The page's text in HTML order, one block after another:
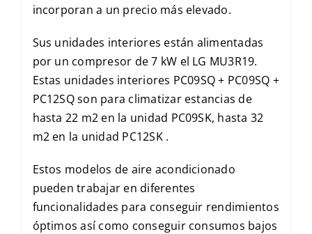
incorporan a un precio más elevado.
Sus unidades interiores están alimentadas
por un compresor de 7 kW el LG MU3R19.
Estas unidades interiores PC09SQ + PC09SQ +
PC12SQ son para climatizar estancias de
hasta 22 m2 en la unidad PC09SK, hasta 32
m2 en la unidad PC12SK .
Estos modelos de aire acondicionado
pueden trabajar en diferentes
funcionalidades para conseguir rendimientos
óptimos así como conseguir consumos bajos